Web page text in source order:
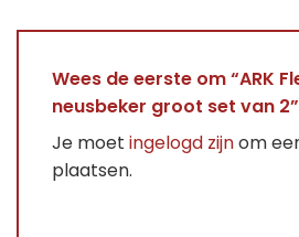
Wees de eerste om “ARK
neusbeker groot set van
Je moet ingelogd zijnom
plaatsen.